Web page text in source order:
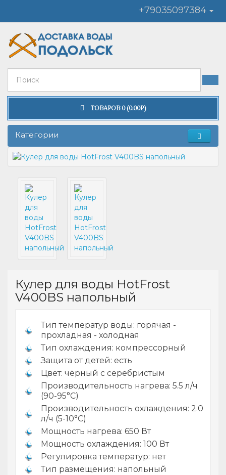
+79035097384
ТОВАРОВ 0 (0.00Р)
Категории
Кулер для воды HotFrost
V400BS напольный
Тип температур воды: горячая -
прохладная - холодная
Тип охлаждения: компрессорный
Защита от детей: есть
Цвет: чёрный с серебристым
Производительность нагрева: 5.5 л/ч
(90-95°C)
Производительность охлаждения: 2.0
л/ч (5-10°C)
Мощность нагрева: 650 Вт
Мощность охлаждения: 100 Вт
Регулировка температур: нет
Тип размещения: напольный